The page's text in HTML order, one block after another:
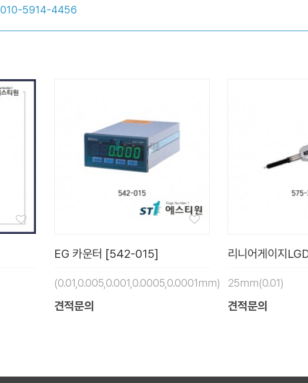
010-5914-4456
EG 카운터 [542-015]
(0.01,0.005,0.001,0.0005,0.0001mm)
견적문의
리니어게이지
25mm(0.01)
견적문의